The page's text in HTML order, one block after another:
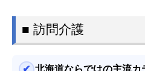
■ 訪問介護
北海道ならではの主流カ